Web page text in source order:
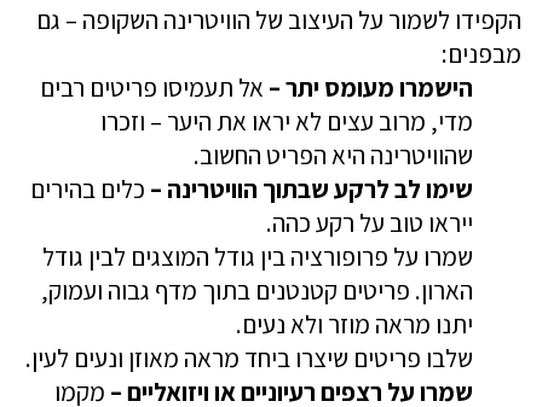
הקפידו לשמור על העיצוב של הוויטרינה השקופה – גם
מבפנים:
הישמרו מעומס יתר – אל תעמיסו פריטים רבים
מדי, מרוב עצים לא יראו את היער – וזכרו
שהוויטרינה היא הפריט החשוב.
שימו לב לרקע שבתוך הוויטרינה – כלים בהירים
ייראו טוב על רקע כהה.
שמרו על פרופורציה בין גודל המוצגים לבין גודל
הארון. פריטים קטנטנים בתוך מדף גבוה ועמוק,
יתנו מראה מוזר ולא נעים.
שלבו פריטים שיצרו ביחד מראה מאוזן ונעים לעין.
שמרו על רצפים רעיוניים או ויזואליים – מקמו